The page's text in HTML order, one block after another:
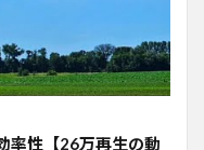
率性【26万再生の動